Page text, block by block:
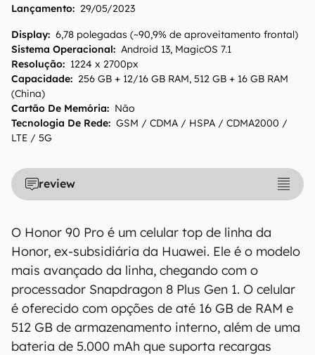
Lançamento: 29/05/2023
Display: 6,78 polegadas (~90,9% de aproveitamento frontal)
Sistema Operacional: Android 13, MagicOS 7.1
Resolução: 1224 x 2700px
Capacidade: 256 GB + 12/16 GB RAM, 512 GB + 16 GB RAM
(China)
Cartão De Memória: Não
Tecnologia De Rede: GSM / CDMA / HSPA / CDMA2000 /
LTE / 5G
review
O Honor 90 Pro é um celular top de linha da
Honor, ex-subsidiária da Huawei. Ele é o modelo
mais avançado da linha, chegando com o
processador Snapdragon 8 Plus Gen 1. O celular
é oferecido com opções de até 16 GB de RAM e
512 GB de armazenamento interno, além de uma
bateria de 5.000 mAh que suporta recargas
O Canaltech mantém esforço constante para
informações presentes em nossas fichas
técnicas, porém tenha em mente que
especificações e recursos podem variar entre
regiões e países. Portanto, recomendamos
que você visite o site oficial do fabricante ou
operadora que comercializa o produto para
confirmar suas características detalhadas e
Aviso legal: O Canaltech não se responsabiliza
informações. As informações são fornecidas
"como estão", sem qualquer garantia de
precisão, detalhes, variações ou em relação
aos resultados obtidos com o uso dessas
informações.